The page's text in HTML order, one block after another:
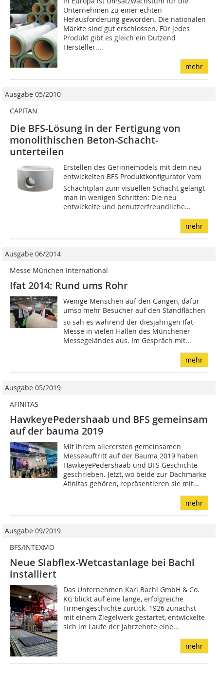
Unternehmen zu einer echten
Herausforderung geworden. Die nationalen
Märkte sind gut erschlossen. Für jedes
Produkt gibt es gleich ein Dutzend
Hersteller....
mehr
Ausgabe 05/2010
CAPITAN
Die BFS-Lösung in der Fertigung von
monolithischen Beton-Schacht-
unterteilen
Erstellen des Gerinnemodels mit dem neu
entwickelten BFS Produktkonfigurator Vom
Schachtplan zum visuellen Schacht gelangt
man in wenigen Schritten: Die neu
entwickelte und benutzerfreundliche...
mehr
Ausgabe 06/2014
Messe München International
Ifat 2014: Rund ums Rohr
Wenige Menschen auf den Gängen, dafür
umso mehr Besucher auf den Standflächen 
so sah es während der diesjährigen Ifat-
Messe in vielen Hallen des Münchener
Messegeländes aus. Im Gespräch mit...
mehr
Ausgabe 05/2019
AFINITAS
HawkeyePedershaab und BFS gemeinsam
auf der bauma 2019
Mit ihrem allerersten gemeinsamen
Messeauftritt auf der Bauma 2019 haben
HawkeyePedershaab und BFS Geschichte
geschrieben. Jetzt, wo beide zur Dachmarke
Afinitas gehören, repräsentieren sie mit...
mehr
Ausgabe 09/2019
BFS/INTEXMO
Neue Slabflex-Wetcastanlage bei Bachl
installiert
Das Unternehmen Karl Bachl GmbH & Co.
KG blickt auf eine lange, erfolgreiche
Firmengeschichte zurück. 1926 zunächst
mit einem Ziegelwerk gestartet, entwickelte
sich im Laufe der Jahrzehnte eine...
mehr